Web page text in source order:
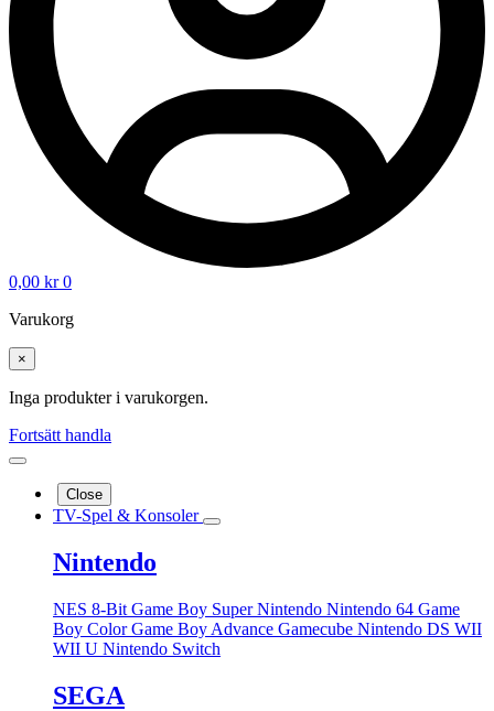
0,00 kr 0
Varukorg
×
Inga produkter i varukorgen.
Fortsätt handla
Close
TV-Spel & Konsoler
Nintendo
NES 8-Bit Game Boy Super Nintendo Nintendo 64 Game
Boy ColorGame Boy Advance Gamecube Nintendo DS WII
WII U Nintendo Switch
SEGA